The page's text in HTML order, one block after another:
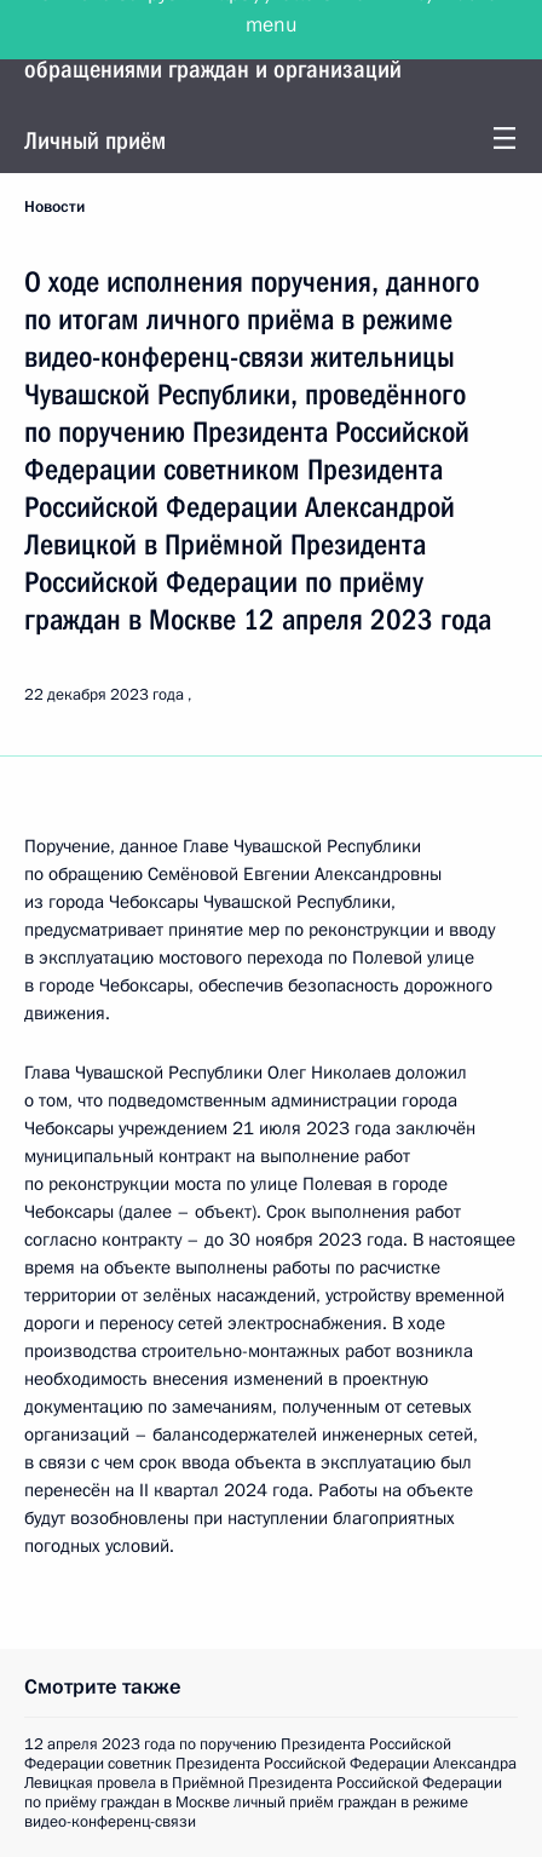
Управление Президента по работе с
обращениями граждан и организаций
Личный приём
Новости
О ходе исполнения поручения, данного
по итогам личного приёма в режиме
видео-конференц-связи жительницы
Чувашской Республики, проведённого
по поручению Президента Российской
Федерации советником Президента
Российской Федерации Александрой
Левицкой в Приёмной Президента
Российской Федерации по приёму
граждан в Москве 12 апреля 2023 года
22 декабря 2023 года
Поручение, данное Главе Чувашской Республики
по обращению Семёновой Евгении Александровны
из города Чебоксары Чувашской Республики,
предусматривает принятие мер по реконструкции и вводу
в эксплуатацию мостового перехода по Полевой улице
в городе Чебоксары, обеспечив безопасность дорожного
движения.
Глава Чувашской Республики Олег Николаев доложил
о том, что подведомственным администрации города
Чебоксары учреждением 21 июля 2023 года заключён
муниципальный контракт на выполнение работ
по реконструкции моста по улице Полевая в городе
Чебоксары (далее – объект). Срок выполнения работ
согласно контракту – до 30 ноября 2023 года. В настоящее
время на объекте выполнены работы по расчистке
территории от зелёных насаждений, устройству временной
дороги и переносу сетей электроснабжения. В ходе
производства строительно-монтажных работ возникла
необходимость внесения изменений в проектную
документацию по замечаниям, полученным от сетевых
организаций – балансодержателей инженерных сетей,
в связи с чем срок ввода объекта в эксплуатацию был
перенесён на II квартал 2024 года. Работы на объекте
будут возобновлены при наступлении благоприятных
погодных условий.
Смотрите также
12 апреля 2023 года по поручению Президента Российской
Федерации советник Президента Российской Федерации Александра
Левицкая провела в Приёмной Президента Российской Федерации
по приёму граждан в Москве личный приём граждан в режиме
видео-конференц-связи
menu